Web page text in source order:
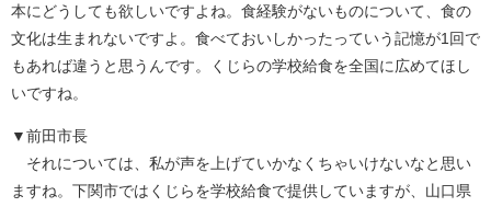
本にどうしても欲しいですよね。食経験がないものについて、食の
文化は生まれないですよ。食べておいしかったっていう記憶が1回で
もあれば違うと思うんです。くじらの学校給食を全国に広めてほし
いですね。
▼前田市長
それについては、私が声を上げていかなくちゃいけないなと思い
ますね。下関市ではくじらを学校給食で提供していますが、山口県